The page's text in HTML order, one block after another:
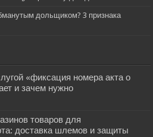
дольщиком? 3 признака
«фиксация номера акта о
и зачем нужно
товаров для
доставка шлемов и защиты